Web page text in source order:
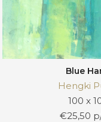
Blue
Hengki
100 x
€25,50